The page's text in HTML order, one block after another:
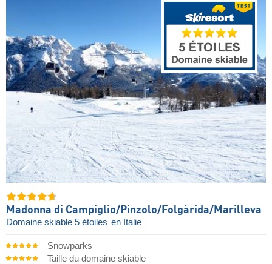
Madonna di Campiglio/​Pinzolo/​Folgàrida/​Marilleva
Domaine skiable 5 étoiles en Italie
Snowparks
Taille du domaine skiable